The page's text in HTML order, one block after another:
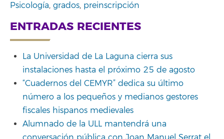
Psicología, grados, preinscripción
ENTRADAS RECIENTES
La Universidad de La Laguna cierra sus
instalaciones hasta el próximo 25 de agosto
“Cuadernos del CEMYR” dedica su último
número a los pequeños y medianos gestores
fiscales hispanos medievales
Alumnado de la ULL mantendrá una